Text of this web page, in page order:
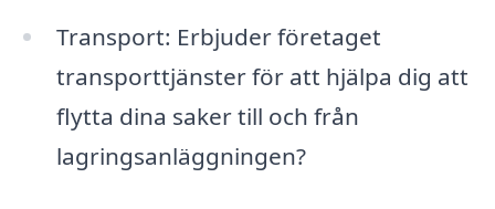
Transport: Erbjuder företaget
transporttjänster för att hjälpa dig att
flytta dina saker till och från
lagringsanläggningen?